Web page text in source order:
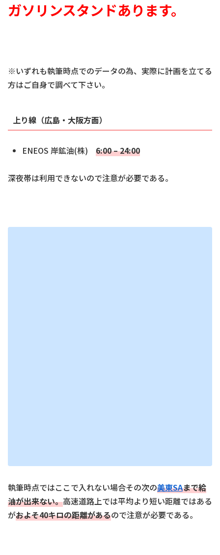
ガソリンスタンドあります。
※いずれも執筆時点でのデータの為、実際に計画を立てる
方はご自身で調べて下さい。
上り線（広島・大阪方面）
ENEOS 岸鉱油(株)6:00 – 24:00
深夜帯は利用できないので注意が必要である。
執筆時点ではここで入れない場合その次の美東SAまで給
油が出来ない。高速道路上では平均より短い距離ではある
がおよそ40キロの距離があるので注意が必要である。